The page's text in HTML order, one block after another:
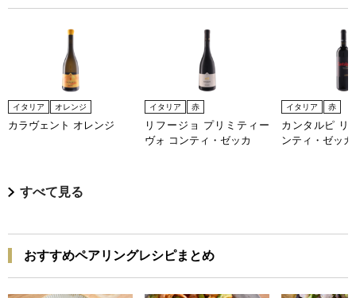
イタリア オレンジ
カラヴェント オレンジ
イタリア 赤
リフージョ プリミティー
ヴォ コンティ・ゼッカ
イタリア 赤
カンタルピ リ
ンティ・ゼッカ
すべて見る
おすすめペアリングレシピまとめ